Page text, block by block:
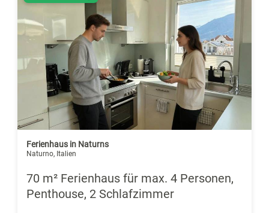
Ferienhaus in Naturns
Naturno, Italien
70 m² Ferienhaus für max. 4 Personen,
Penthouse, 2 Schlafzimmer